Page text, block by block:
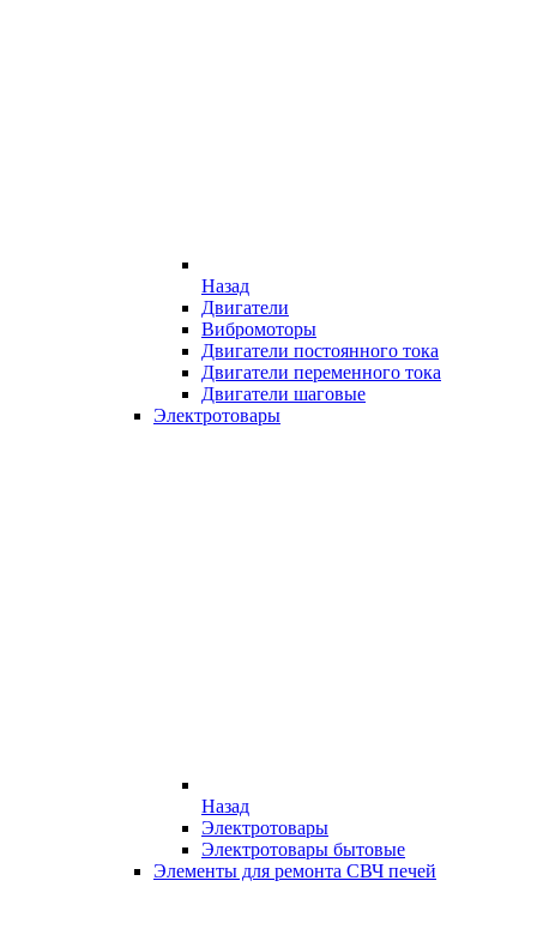
Назад
Двигатели
Вибромоторы
Двигатели постоянного тока
Двигатели переменного тока
Двигатели шаговые
Электротовары
Назад
Электротовары
Электротовары бытовые
Элементы для ремонта СВЧ печей